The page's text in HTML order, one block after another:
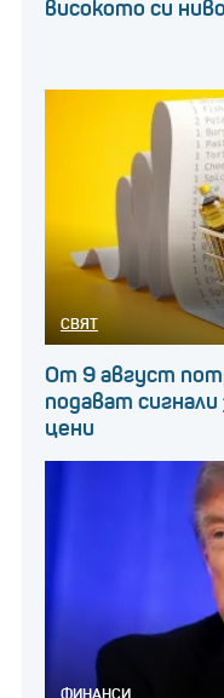
високото си
СВЯТ
От 9 август
подават
цени
ФИНАНСИ